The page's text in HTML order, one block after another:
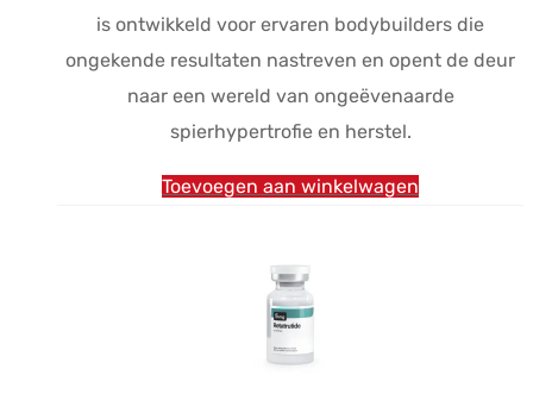
is ontwikkeld voor ervaren bodybuilders die
ongekende resultaten nastreven en opent de deur
naar een wereld van ongeëvenaarde
spierhypertrofie en herstel.
Toevoegen aan winkelwagen